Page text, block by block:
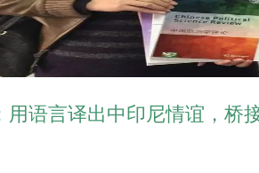
用语言译出中印尼情谊，桥